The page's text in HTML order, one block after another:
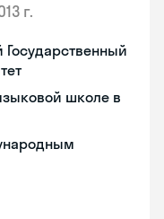
г.
школе в